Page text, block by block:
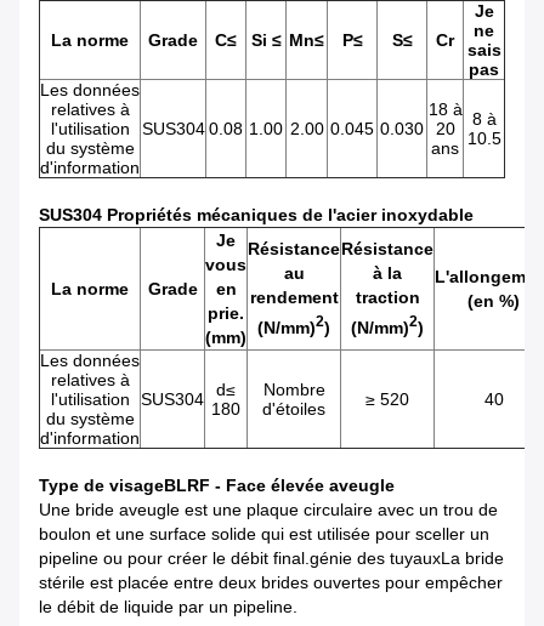
La norme Grade C≤ Si ≤ Mn≤ P≤ S≤ Cr
Je
ne
sais
pas
Les données
relatives à
l'utilisation
du système
d'information
SUS304 0.08 1.00 2.00 0.045 0.030
18 à
20
ans
8 à
10.5
SUS304 Propriétés mécaniques de l'acier inoxydable
La norme Grade
Je
vous
en
prie.
(mm)
Résistance
au
rendement
(N/mm)2)
Résistance
à la
traction
(N/mm)2)
(en %)
Les données
relatives à
l'utilisation
du système
d'information
SUS304
d≤
180
Nombre
d'étoiles
≥ 520 40
Type de visageBLRF - Face élevée aveugle
Une bride aveugle est une plaque circulaire avec un trou de
boulon et une surface solide qui est utilisée pour sceller un
pipeline ou pour créer le débit final.génie des tuyauxLa bride
stérile est placée entre deux brides ouvertes pour empêcher
le débit de liquide par un pipeline.